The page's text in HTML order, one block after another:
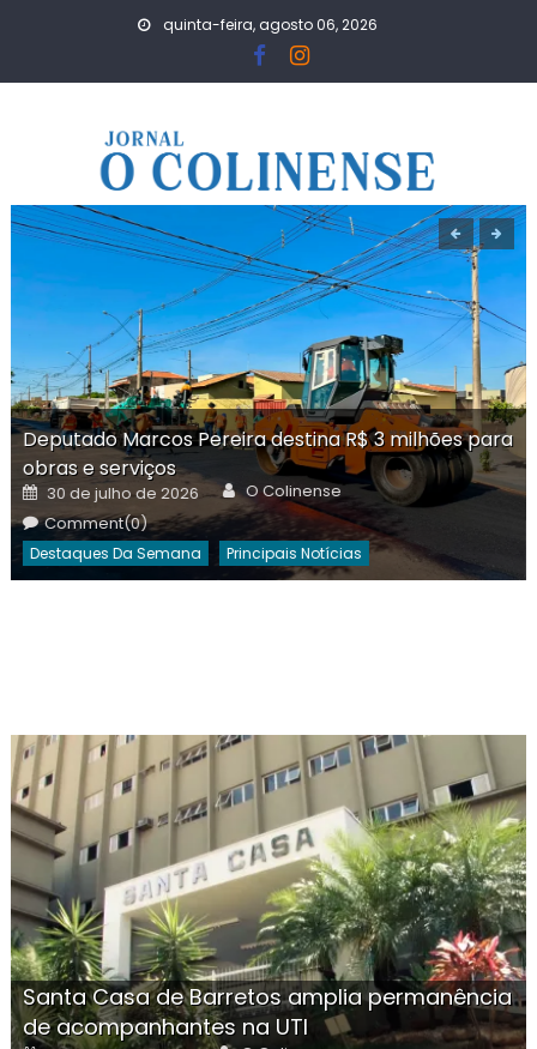
quinta-feira, agosto 06, 2026
Deputado Marcos Pereira destina R$ 3 milhões para
obras e serviços
Posted
on
30 de julho de 2026 Author
O Colinense
Comment(0)
Destaques Da Semana Principais Notícias
Santa Casa de Barretos amplia permanência
de acompanhantes na UTI